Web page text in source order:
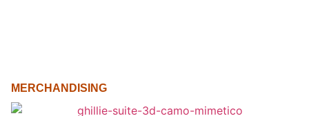
MERCHANDISING